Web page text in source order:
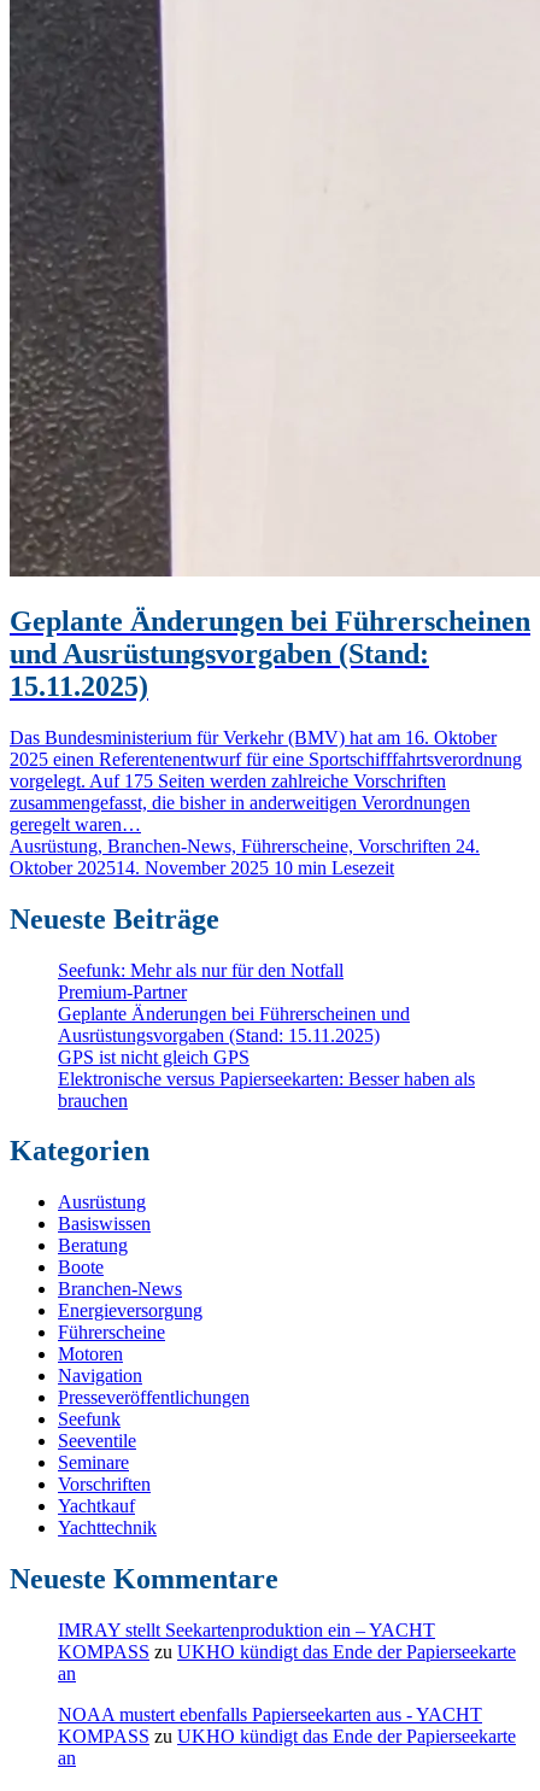
Geplante Änderungen bei Führerscheinen
und Ausrüstungsvorgaben (Stand:
15.11.2025)
Das Bundesministerium für Verkehr (BMV) hat am 16. Oktober
2025 einen Referentenentwurf für eine Sportschifffahrtsverordnung
vorgelegt. Auf 175 Seiten werden zahlreiche Vorschriften
zusammengefasst, die bisher in anderweitigen Verordnungen
geregelt waren…
Ausrüstung, Branchen-News, Führerscheine, Vorschriften 24.
Oktober 202514. November 2025 10 min Lesezeit
Neueste Beiträge
Seefunk: Mehr als nur für den Notfall
Premium-Partner
Geplante Änderungen bei Führerscheinen und
Ausrüstungsvorgaben (Stand: 15.11.2025)
GPS ist nicht gleich GPS
Elektronische versus Papierseekarten: Besser haben als
brauchen
Kategorien
Ausrüstung
Basiswissen
Beratung
Boote
Branchen-News
Energieversorgung
Führerscheine
Motoren
Navigation
Presseveröffentlichungen
Seefunk
Seeventile
Seminare
Vorschriften
Yachtkauf
Yachttechnik
Neueste Kommentare
IMRAY stellt Seekartenproduktion ein – YACHT
KOMPASS zu UKHO kündigt das Ende der Papierseekarte
an
NOAA mustert ebenfalls Papierseekarten aus - YACHT
KOMPASS zu UKHO kündigt das Ende der Papierseekarte
an